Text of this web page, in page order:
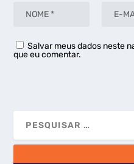
Salvar meus dados neste
que eu comentar.